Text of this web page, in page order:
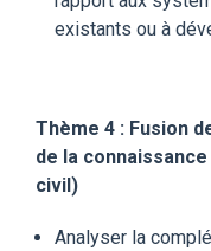
existants ou à
Thème 4 : Fusion
de la
civil)
Analyser la